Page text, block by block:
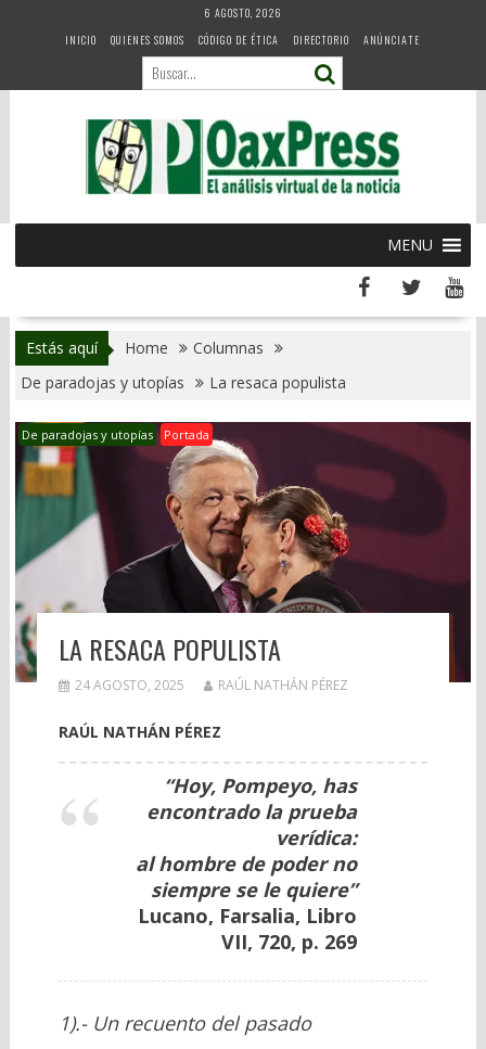
6 AGOSTO, 2026
INICIO
QUIENES SOMOS CÓDIGO DE ÉTICA DIRECTORIO ANÚNCIATE
MENU
Estás aquí Home
Columnas
De paradojas y utopías
La resaca populista
De paradojas y utopías Portada
LA RESACA POPULISTA
24 AGOSTO, 2025 RAÚL NATHÁN PÉREZ
RAÚL NATHÁN PÉREZ
“Hoy, Pompeyo, has
encontrado la prueba
verídica:
al hombre de poder no
siempre se le quiere”
Lucano, Farsalia, Libro
VII, 720, p. 269
1).- Un recuento del pasado